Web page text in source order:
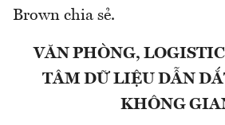
Brown chia sẻ.
VĂN PHÒNG,
TÂM DỮ LIỆU DẪN
KHÔNG